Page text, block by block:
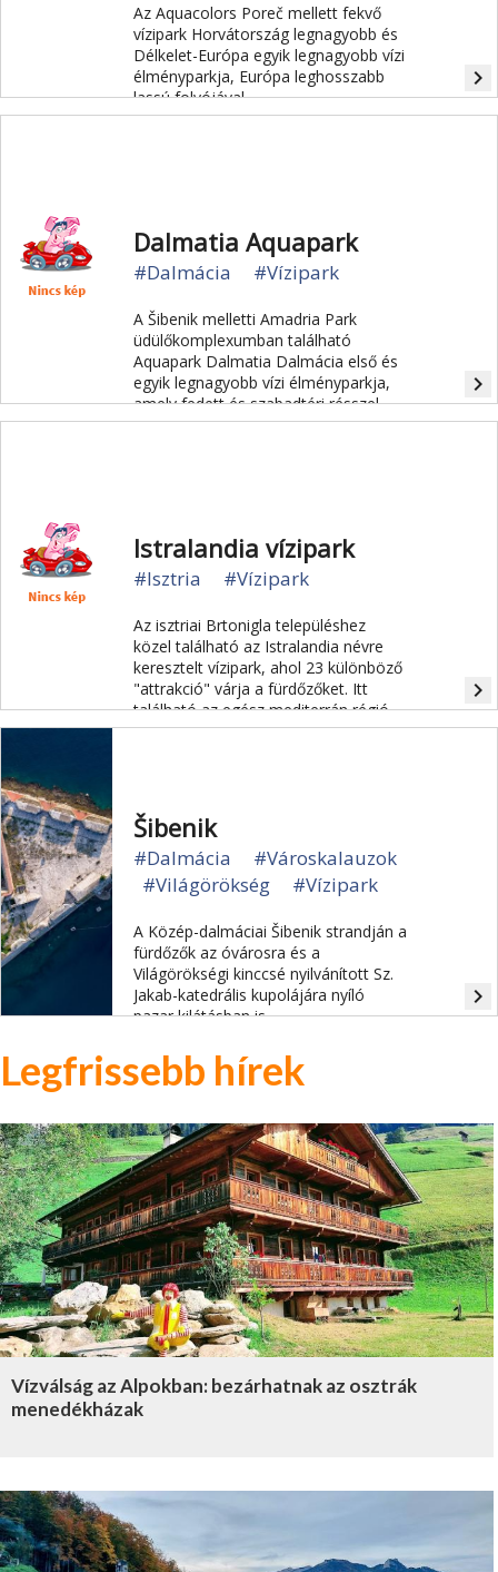
Az Aquacolors Poreč mellett fekvő
vízipark Horvátország legnagyobb és
Délkelet-Európa egyik legnagyobb vízi
élményparkja, Európa leghosszabb
lassú folyójával.
navigate_next
Dalmatia Aquapark
#Dalmácia #Vízipark
A Šibenik melletti Amadria Park
üdülőkomplexumban található
Aquapark Dalmatia Dalmácia első és
egyik legnagyobb vízi élményparkja,
amely fedett és szabadtéri résszel
egész évben látogatható.
navigate_next
Istralandia vízipark
#Isztria #Vízipark
Az isztriai Brtonigla településhez
közel található az Istralandia névre
keresztelt vízipark, ahol 23 különböző
"attrakció" várja a fürdőzőket. Itt
található az egész mediterrán régió
legnagyobb hullámmedencéje.
navigate_next
Šibenik
#Dalmácia
#Városkalauzok
#Világörökség
#Vízipark
A Közép-dalmáciai Šibenik strandján a
fürdőzők az óvárosra és a
Világörökségi kinccsé nyilvánított Sz.
Jakab-katedrális kupolájára nyíló
pazar kilátásban is
navigate_next
Legfrissebb hírek
Vízválság az Alpokban: bezárhatnak az osztrák
menedékházak